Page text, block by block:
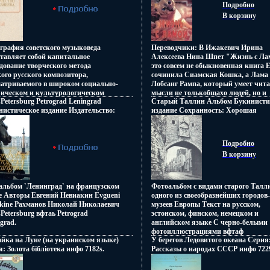
Костюкович) Статья c 81-128
терпимость и
(переводчик: Елена
Эко (составитель, автор)
Eco Родился в Александрии В
получил докторскую степень в
Турина В течение пяти лет
в Милане редактором на
читал лекции в
университете Кроме того,
в университетах Милана,
.
60x90/16 (~145х217 мм) инфо 6389s.
советского музыковеда
собой капитальное
творческого метода
русского композитора,
в широком социально-
и культурологическом
бщаааВ книге подробно
произведения различных
Автор во многом опирается на
материалы Издание снабжено
аппаратом Книга
для музыковедов,
исполнителей
и студентов музыкальных
Автор Людвззршмила
Petrograd Leningrad
издание Издательство:
1990 г Суперобложка, 240 стр ISBN
389-4 Тираж: 13000 экз Формат:
32 (~220x240 мм) инфо 6961s.
`Ленинград` на французском
Авторы Евгений Невиакин Evgueni
Рахманов Николай Николаевич
вфтаь Petrograd
на Луне (на украинском языке)
Золота бiблiотека инфо 7182s.
хоровом творчестве композиторов;
получить более полное
них, следует обратиться к
спецвззрциальной литературе,
приведенной в конце книги
номер указывается в ряде статей
Почетные звания, ученые степени и
приводятся при упоминании
деятеля, если о нем нет отдельной
биографической справки Автор
Романовский.
Подробно
В корзину
Переводчики: В Ижакевич Ирина
Алексеева Нина Шпет "Жизнь с
это совсем не обыкновенная книга
сочинила Сиамская Кошка, а Лама
Лобсанг Рампа, который умеет
мысли не толькобщахо людей, но и
любого живого существа на нашей
только записал то, что она ему
продиктовала (телепатически) Все
делал эту книгу, получили искреннее
удовольствие, читая ее Эта книга -
удивительно интересный свежий
на мир, в котором мы живем, и на
мнвззююогие немаловажные аспекты
нашей жизни Автор Лобсанг Рампа T
Lobsang Rampa.
Старый Таллин Альбом
издание Сохранность: Хорошая
Издательство: Ээсти раамат, 1968 г
Суперобложка, 86 стр Языки:
Английский, Финский, Немецкий,
Формат: 60x90/20 инфо 7177s.
Подробно
В корзину
Фотоальбом с видами старого
одного из своеобразнейших городов-
музеев Европы Текст на русском,
эстонском, финском, немецком и
английском языке С черно-белыми
фотоиллюстрациями вфтаф
Иллюстрация.
У берегов Ледовитого океана Серия:
Рассказы о народах СССР инфо